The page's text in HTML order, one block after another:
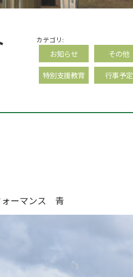
カテゴリ:
お知らせ その他
特別支援教育 行事予定
ォーマンス 青